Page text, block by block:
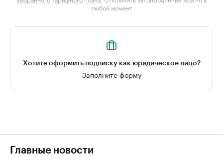
любой момент
Хотите оформить подписку как юридическое лицо?
Заполните форму
Главные новости